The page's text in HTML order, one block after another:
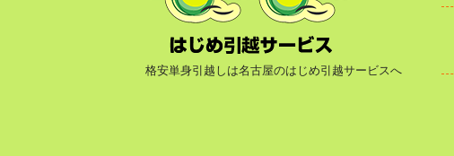
格安単身引越しは名古屋のはじめ引越サービスへ